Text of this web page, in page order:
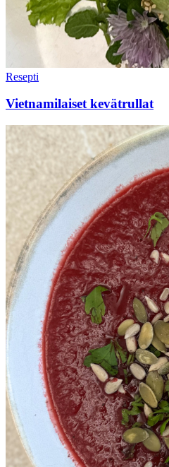
Resepti
Vietnamilaiset kevätrullat